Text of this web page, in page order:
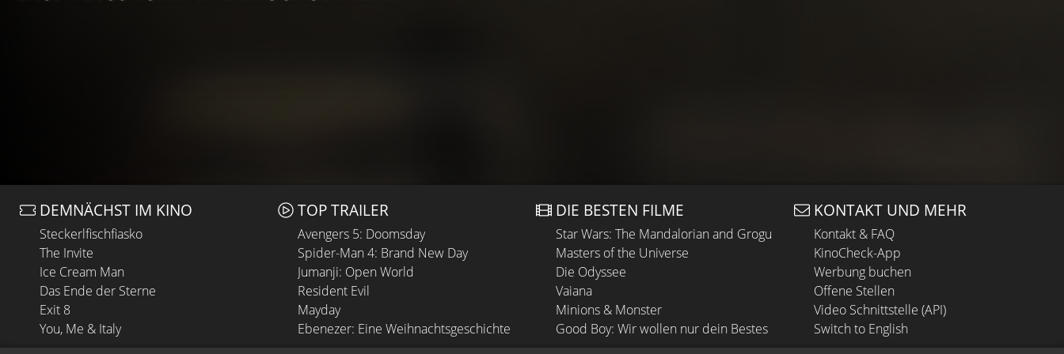
DEMNÄCHST IM KINO
Steckerlfischfiasko
The Invite
Ice Cream Man
Das Ende der Sterne
Exit 8
You, Me & Italy
TOP TRAILER
Avengers 5: Doomsday
Spider-Man 4: Brand New Day
Jumanji: Open World
Resident Evil
Mayday
Ebenezer: Eine Weihnachtsgeschichte
DIE BESTEN FILME
Star Wars: The Mandalorian and Grogu
Masters of the Universe
Die Odyssee
Vaiana
Minions & Monster
Good Boy: Wir wollen nur dein Bestes
KONTAKT UND MEHR
Kontakt & FAQ
KinoCheck-App
Werbung buchen
Offene Stellen
Video Schnittstelle (API)
Switch to English